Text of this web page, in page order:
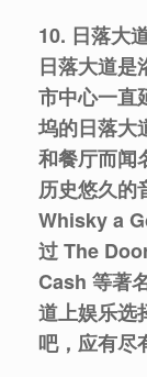
10. 日落大
日落大道是
市中心一直
坞的日落大
和餐厅而闻
历史悠久的
Whisky a
过 The
Cash 等著
道上娱乐选
吧，应有尽